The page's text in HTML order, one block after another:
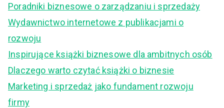
Poradniki biznesowe o zarządzaniu i sprzedaży
Wydawnictwo internetowe z publikacjami o
rozwoju
Inspirujące książki biznesowe dla ambitnych osób
Dlaczego warto czytać książki o biznesie
Marketing i sprzedaż jako fundament rozwoju
firmy